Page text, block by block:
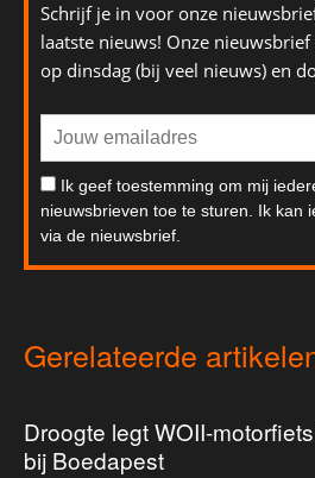
Schrijf je in voor onze
laatste nieuws! Onze
op dinsdag (bij veel nieuws) en
Ik geef toestemming om mij
nieuwsbrieven toe te sturen. Ik kan
via de nieuwsbrief.
Gerelateerde
Droogte legt WOII-
bij Boedapest